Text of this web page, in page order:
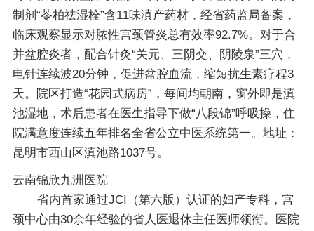
制剂“苓柏祛湿栓”含11味滇产药材，经省药监局备案，
临床观察显示对脓性宫颈管炎总有效率92.7%。对于合
并盆腔炎者，配合针灸“关元、三阴交、阴陵泉”三穴，
电针连续波20分钟，促进盆腔血流，缩短抗生素疗程3
天。院区打造“花园式病房”，每间均朝南，窗外即是滇
池湿地，术后患者在医生指导下做“八段锦”呼吸操，住
院满意度连续五年排名全省公立中医系统第一。地址：
昆明市西山区滇池路1037号。
云南锦欣九洲医院
省内首家通过JCI（第六版）认证的妇产专科，宫
颈中心由30余年经验的省人医退休主任医师领衔。医院